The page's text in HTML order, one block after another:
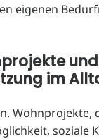
eigenen
im
Wohnprojekte,
soziale